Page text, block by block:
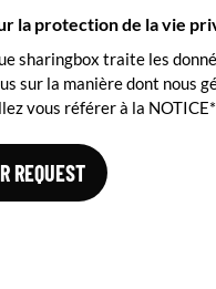
la protection de la vie
sharingbox traite les
sur la manière dont nous
vous référer à la